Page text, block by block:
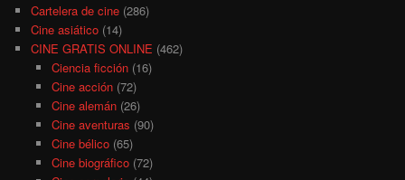
Cartelera de cine (286)
Cine asiático (14)
CINE GRATIS ONLINE (462)
Ciencia ficción(16)
Cine acción(72)
Cine alemán(26)
Cine aventuras (90)
Cine bélico(65)
Cine biográfico(72)